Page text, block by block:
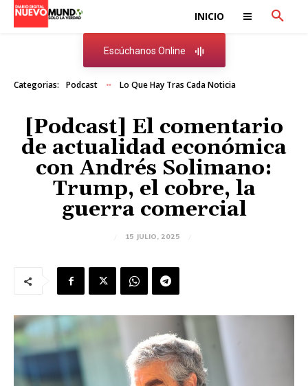
INICIO
Escúchanos Online
Categorias: Podcast Lo Que Hay Tras Cada Noticia
[Podcast] El comentario
de actualidad económica
con Andrés Solimano:
Trump, el cobre, la
guerra comercial
15 JULIO, 2025